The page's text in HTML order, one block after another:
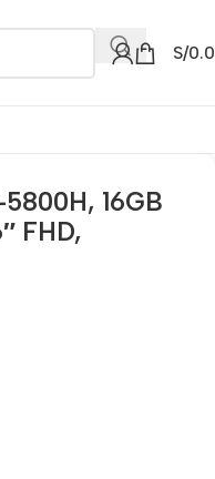
S/
16GB
FHD,